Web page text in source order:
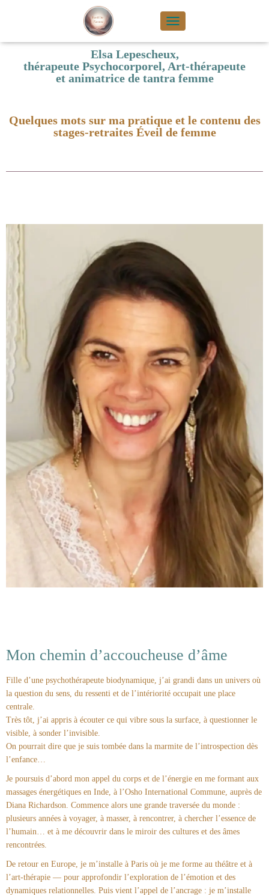
TOGGLE
Elsa Lepescheux,
thérapeute Psychocorporel, Art-thérapeute
et animatrice de tantra femme
Quelques mots sur ma pratique et le contenu des
stages-retraites Éveil de femme
Mon chemin d’accoucheuse d’âme
Fille d’une psychothérapeute biodynamique, j’ai grandi dans un univers où
la question du sens, du ressenti et de l’intériorité occupait une place
centrale.
Très tôt, j’ai appris à écouter ce qui vibre sous la surface, à questionner le
visible, à sonder l’invisible.
On pourrait dire que je suis tombée dans la marmite de l’introspection dès
l’enfance…
Je poursuis d’abord mon appel du corps et de l’énergie en me formant aux
massages énergétiques en Inde, à l’Osho International Commune, auprès de
Diana Richardson. Commence alors une grande traversée du monde :
plusieurs années à voyager, à masser, à rencontrer, à chercher l’essence de
l’humain… et à me découvrir dans le miroir des cultures et des âmes
rencontrées.
De retour en Europe, je m’installe à Paris où je me forme au théâtre et à
l’art-thérapie — pour approfondir l’exploration de l’émotion et des
dynamiques relationnelles. Puis vient l’appel de l’ancrage : je m’installe